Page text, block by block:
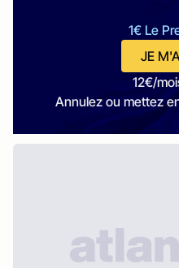
1€ Le
JE
12€/
Annulez ou mettez